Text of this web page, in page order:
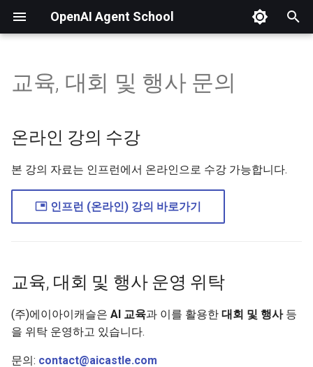
OpenAI Agent School
입
력
세
01. OpenAI Platform 소개 및 가입
02. 토큰과 요금 정책
03. 조직 설정 및 무료 할당량 받기
04. AI 기초 및 LLM의 입출력 구조
05. 비추론 모델 실습 (GPT-4 등)
06. 프롬프트 엔지니어링 실습
08. Tools와 Agent 원리
09. Function Calling
10. Web Search
Protocol)
14. MAS 및 Agent Builder 개요
15. 조건(If/else)에 따른 핸드오프
16. Guardrails로 안전한 대화
workflow(입력) 변수
19. 반복문(While)과 File search
20. Chatkit 템플릿 복제 (Github)
21. API Key, 워크플로우 ID 생성
22. Cloudflare로 앱 배포하기
23. Fine-tuning 개요
24. Fine-tuning 실습
25. 개발 환경 (Codespaces) 구축
26. FastMCP로 MCP 개발
(feat. 바이브 코딩)
27. Smithery로 MCP 배포
OpenAI Python SDK 파이썬 SDK로 API 시
이미지와 파일 입력
🔗 Fine Tuining Data Creator
교육, 대회 및 행사 문의
온라인 강의 수강
본 강의 자료는 인프런에서 온라인으로 수강 가능합니다.
인프런 (온라인) 강의 바로가기
교육, 대회 및 행사 운영 위탁
(주)에이아이캐슬은 AI 교육과 이를 활용한 대회 및 행사등
을 위탁 운영하고 있습니다.
문의: contact@aicastle.com